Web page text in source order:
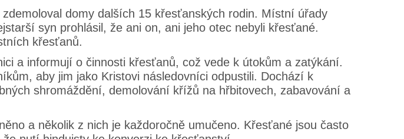
domy dalších 15 křesťanských rodin. Místní úřady
syn prohlásil, že ani on, ani jeho otec nebyli křesťané.
křesťanů.
informují o činnosti křesťanů, což vede k útokům a zatýkání.
aby jim jako Kristovi následovníci odpustili. Dochází k
shromáždění, demolování křížů na hřbitovech, zabavování a
a několik z nich je každoročně umučeno. Křesťané jsou často